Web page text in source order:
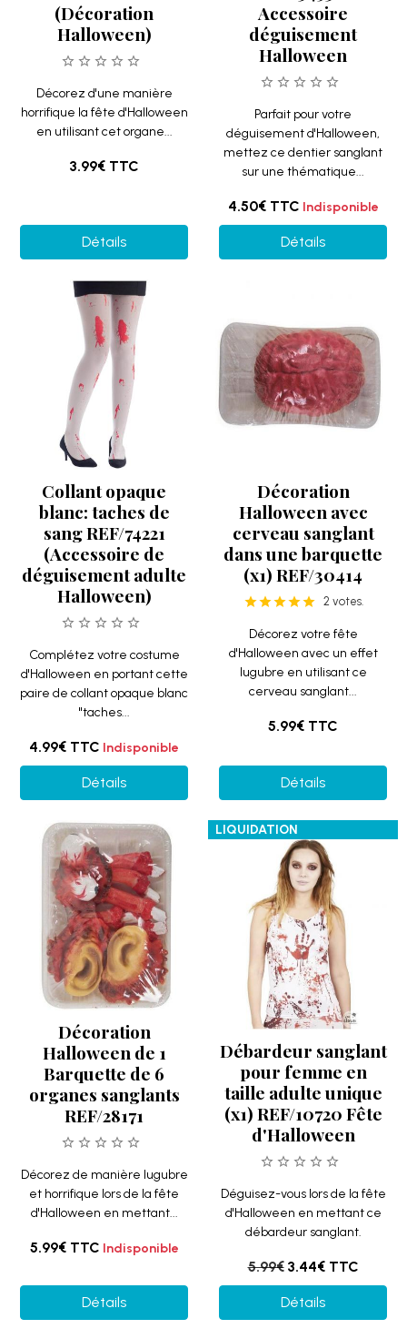
(Décoration
Halloween)
Décorez d'une manière
horrifique la fête d'Halloween
en utilisant cet organe...
3.99€ TTC
Détails
Accessoire
déguisement
Halloween
Parfait pour votre
déguisement d'Halloween,
mettez ce dentier sanglant
sur une thématique...
4.50€ TTC Indisponible
Détails
Collant opaque
blanc: taches de
sang REF/74221
(Accessoire de
déguisement adulte
Halloween)
Complétez votre costume
d'Halloween en portant cette
paire de collant opaque blanc
"taches...
4.99€ TTC Indisponible
Détails
Décoration
Halloween avec
cerveau sanglant
dans une barquette
(x1) REF/30414
2 votes.
Décorez votre fête
d'Halloween avec un effet
lugubre en utilisant ce
cerveau sanglant...
5.99€ TTC
Détails
Décoration
Halloween de 1
Barquette de 6
organes sanglants
REF/28171
Décorez de manière lugubre
et horrifique lors de la fête
d'Halloween en mettant...
5.99€ TTC Indisponible
Détails
LIQUIDATION
Débardeur sanglant
pour femme en
taille adulte unique
(x1) REF/10720 Fête
d'Halloween
Déguisez-vous lors de la fête
d'Halloween en mettant ce
débardeur sanglant.
5.99€ 3.44€ TTC
Détails